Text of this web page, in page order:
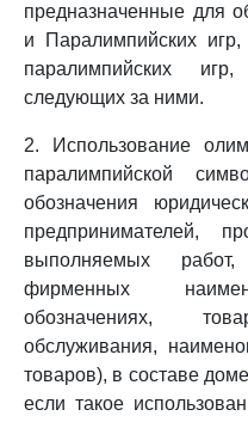
предназначенные для
и Паралимпийских
паралимпийских
следующих за ними.
2. Использование
паралимпийской
обозначения
предпринимателей,
выполняемых
фирменных
обозначениях,
обслуживания,
товаров), в составе
если такое